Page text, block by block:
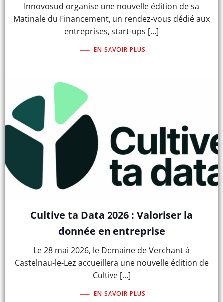
Innovosud organise une nouvelle édition de sa
Matinale du Financement, un rendez-vous dédié aux
entreprises, start-ups […]
EN SAVOIR PLUS
Cultive ta Data 2026 : Valoriser la
donnée en entreprise
Le 28 mai 2026, le Domaine de Verchant à
Castelnau-le-Lez accueillera une nouvelle édition de
Cultive […]
EN SAVOIR PLUS